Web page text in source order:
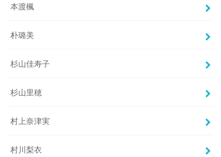
本渡楓
朴璐美
杉山佳寿子
杉山里穂
村上奈津実
村川梨衣